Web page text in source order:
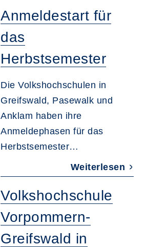
Anmeldestart für
das
Herbstsemester
Die Volkshochschulen in
Greifswald, Pasewalk und
Anklam haben ihre
Anmeldephasen für das
Herbstsemester…
Weiterlesen
Volkshochschule
Vorpommern-
Greifswald in